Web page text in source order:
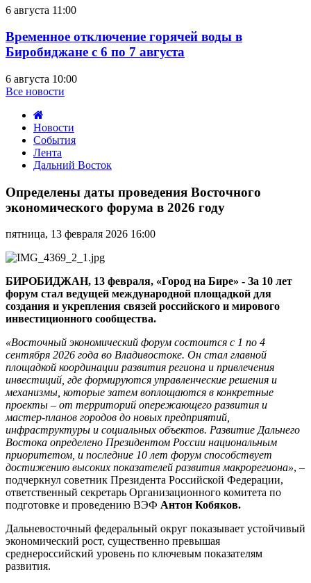
6 августа 11:00
Временное отключение горячей воды в
Биробиджане с 6 по 7 августа
6 августа 10:00
Все новости
Новости
События
Лента
Дальний Восток
даты
проведения
Восточного
форума
в
2026
году
Определены даты проведения Восточного
экономического форума в 2026 году
пятница, 13 февраля 2026 16:00
БИРОБИДЖАН, 13 февраля, «Город на Бире» - За 10 лет
форум стал ведущей международной площадкой для
создания и укрепления связей российского и мирового
инвестиционного сообщества.
«Восточный экономический форум состоится с 1 по 4
сентября 2026 года во Владивостоке. Он стал главной
площадкой координации развития региона и привлечения
инвестиций, где формируются управленческие решения и
механизмы, которые затем воплощаются в конкретные
проекты – от территорий опережающего развития и
мастер-планов городов до новых предприятий,
инфраструктуры и социальных объектов. Развитие Дальнего
Востока определено Президентом России национальным
приоритетом, и последние 10 лет форум способствует
достижению высоких показателей развития макрорегиона», –
подчеркнул советник Президента Российской Федерации,
ответственный секретарь Организационного комитета по
подготовке и проведению ВЭФ Антон Кобяков.
Дальневосточный федеральный округ показывает устойчивый
экономический рост, существенно превышая
среднероссийский уровень по ключевым показателям
развития.